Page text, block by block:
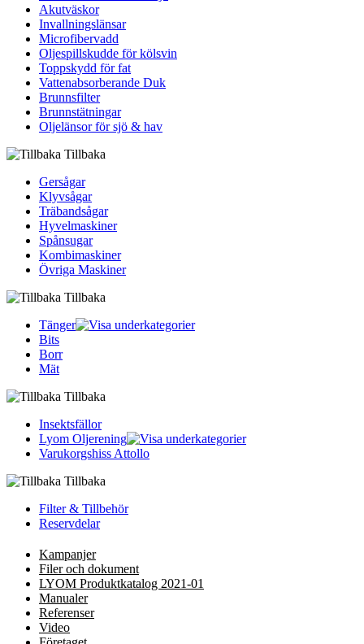
Akutväskor
Invallningslänsar
Microfibervadd
Oljespillskudde för kölsvin
Toppskydd för fat
Vattenabsorberande Duk
Brunnsfilter
Brunnstätningar
Oljelänsor för sjö & hav
Tillbaka
Gersågar
Klyvsågar
Träbandsågar
Hyvelmaskiner
Spånsugar
Kombimaskiner
Övriga Maskiner
Tillbaka
Tänger
Bits
Borr
Mät
Tillbaka
Insektsfällor
Lyom Oljerening
Varukorgshiss Attollo
Tillbaka
Filter & Tillbehör
Reservdelar
Kampanjer
Filer och dokument
LYOM Produktkatalog 2021-01
Manualer
Referenser
Video